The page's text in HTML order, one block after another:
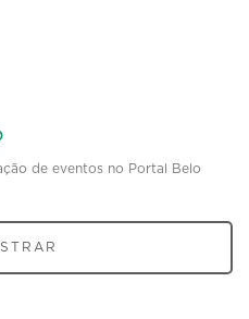
de eventos no Portal Belo